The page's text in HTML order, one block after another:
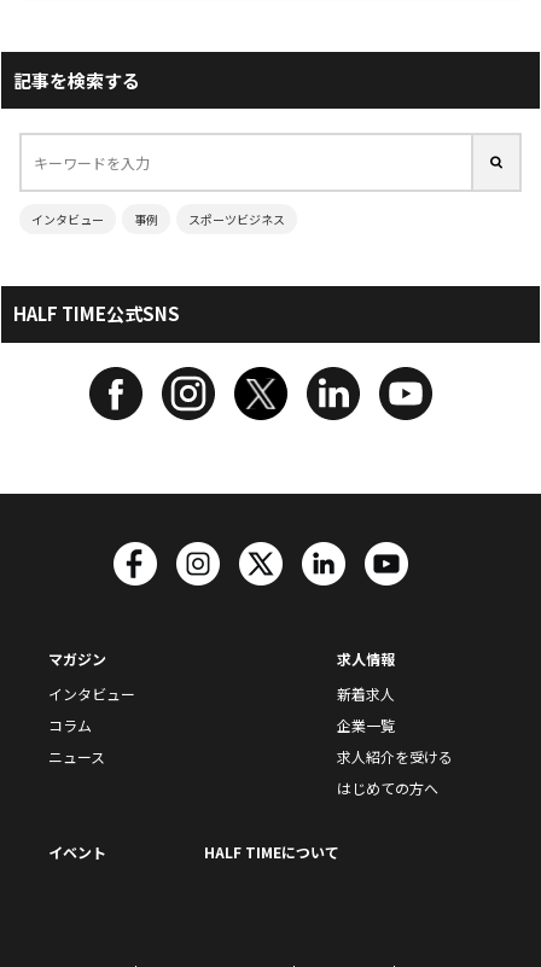
記事を検索する
インタビュー 事例 スポーツビジネス
HALF TIME公式SNS
マガジン
インタビュー
コラム
ニュース
求人情報
新着求人
企業一覧
求人紹介を受ける
はじめての方へ
イベント HALF TIMEについて